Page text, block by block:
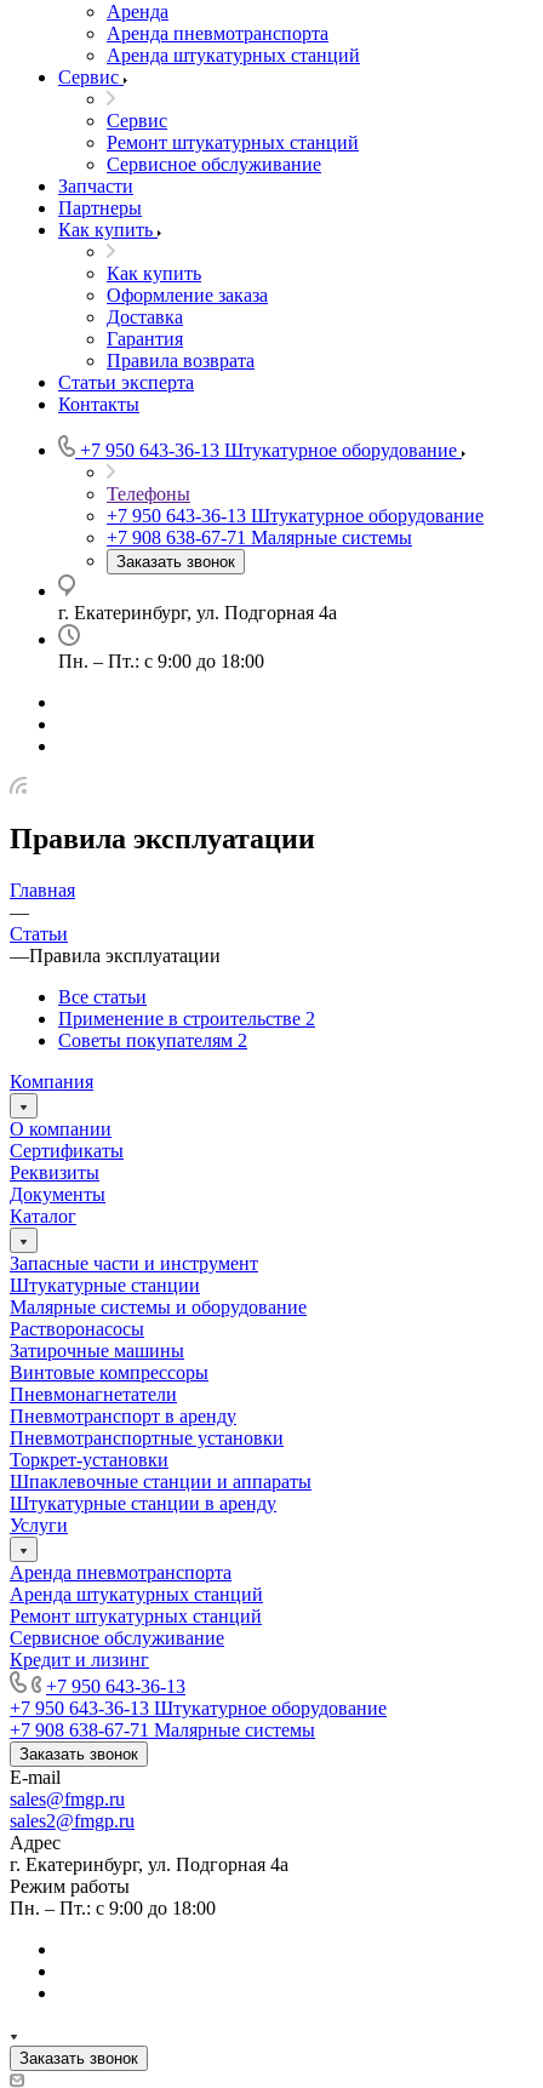
Аренда
Аренда пневмотранспорта
Аренда штукатурных станций
Сервис
Сервис
Ремонт штукатурных станций
Сервисное обслуживание
Запчасти
Партнеры
Как купить
Как купить
Оформление заказа
Доставка
Гарантия
Правила возврата
Статьи эксперта
Контакты
+7 950 643-36-13 Штукатурное оборудование
Телефоны
+7 950 643-36-13 Штукатурное оборудование
+7 908 638-67-71 Малярные системы
Заказать звонок
г. Екатеринбург, ул. Подгорная 4а
Пн. – Пт.: с 9:00 до 18:00
Правила эксплуатации
Главная
—
Статьи
—Правила эксплуатации
Все статьи
Применение в строительстве 2
Советы покупателям 2
Компания
О компании
Сертификаты
Реквизиты
Документы
Каталог
Запасные части и инструмент
Штукатурные станции
Малярные системы и оборудование
Растворонасосы
Затирочные машины
Винтовые компрессоры
Пневмонагнетатели
Пневмотранспорт в аренду
Пневмотранспортные установки
Торкрет-установки
Шпаклевочные станции и аппараты
Штукатурные станции в аренду
Услуги
Аренда пневмотранспорта
Аренда штукатурных станций
Ремонт штукатурных станций
Сервисное обслуживание
Кредит и лизинг
+7 950 643-36-13
+7 950 643-36-13 Штукатурное оборудование
+7 908 638-67-71 Малярные системы
Заказать звонок
E-mail
sales@fmgp.ru
sales2@fmgp.ru
Адрес
г. Екатеринбург, ул. Подгорная 4а
Режим работы
Пн. – Пт.: с 9:00 до 18:00
Заказать звонок